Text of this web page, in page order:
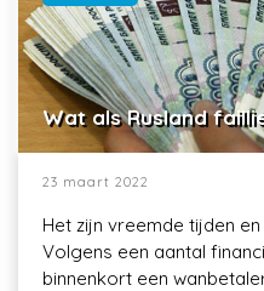
Wat als Rusland
23 maart 2022
Het zijn vreemde tijden
Volgens een aantal
binnenkort een